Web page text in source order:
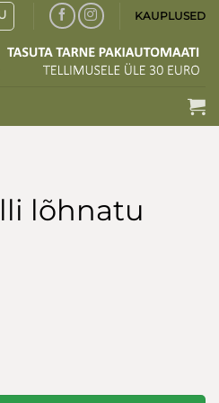
KAUPLUSED
lõhnatu